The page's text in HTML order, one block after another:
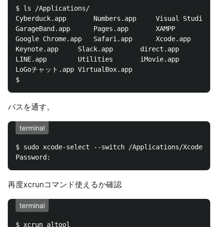
$ ls /Applications/
Cyberduck.app		Numbers.app		Visual Studio Code.app
GarageBand.app		Pages.app		XAMPP
Google Chrome.app	Safari.app		Xcode.app
Keynote.app		Slack.app		direct.app
LINE.app		Utilities		iMovie.app
LoGoチャット.app	VirtualBox.app
パスを通す。
terminal
$ sudo xcode-select --switch /Applications/
再度xcrunコマンド使えるか確認
terminal
$ xcrun altool